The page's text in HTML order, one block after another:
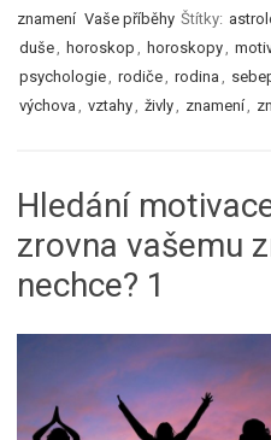
znamení Vaše příběhy Štítky:
duše
horoskop horoskopy
psychologie
rodiče rodina
výchova
vztahy živly znamení
Hledání
zrovna vašemu
nechce? 1